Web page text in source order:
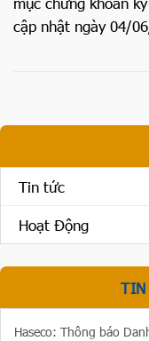
cập nhật ngày 04/
Tin tức
Hoạt Động
Haseco: Thông báo